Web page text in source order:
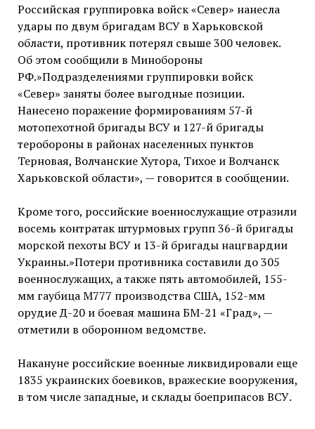
Российская группировка войск «Север» нанесла
удары по двум бригадам ВСУ в Харьковской
области, противник потерял свыше 300 человек.
Об этом сообщили в Минобороны
РФ.»Подразделениями группировки войск
«Север» заняты более выгодные позиции.
Нанесено поражение формированиям 57-й
мотопехотной бригады ВСУ и 127-й бригады
теробороны в районах населенных пунктов
Терновая, Волчанские Хутора, Тихое и Волчанск
Харьковской области», — говорится в сообщении.
Кроме того, российские военнослужащие отразили
восемь контратак штурмовых групп 36-й бригады
морской пехоты ВСУ и 13-й бригады нацгвардии
Украины.»Потери противника составили до 305
военнослужащих, а также пять автомобилей, 155-
мм гаубица М777 производства США, 152-мм
орудие Д-20 и боевая машина БМ-21 «Град», —
отметили в оборонном ведомстве.
Накануне российские военные ликвидировали еще
1835 украинских боевиков, вражеские вооружения,
в том числе западные, и склады боеприпасов ВСУ.